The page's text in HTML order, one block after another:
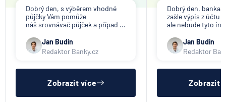
Dobrý den, s výběrem vhodné
půjčky Vám pomůže
náš srovnávač půjček a případ ...
Jan Budín
Redaktor Banky.cz
Zobrazit více
Dobrý den, banka
zašle výpis z účtu
ale nebude tyto
Jan Budín
Redaktor
Zobrazit